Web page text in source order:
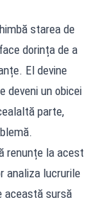
starea de
dorința de a
El devine
deveni un obicei
parte,
renunțe la acest
analiza lucrurile
această sursă